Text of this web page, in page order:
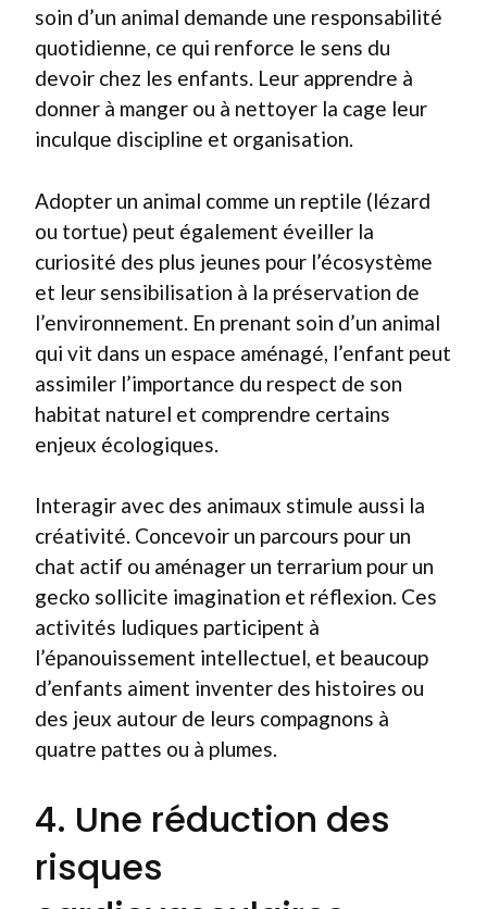
soin d’un animal demande une responsabilité
quotidienne, ce qui renforce le sens du
devoir chez les enfants. Leur apprendre à
donner à manger ou à nettoyer la cage leur
inculque discipline et organisation.
Adopter un animal comme un reptile (lézard
ou tortue) peut également éveiller la
curiosité des plus jeunes pour l’écosystème
et leur sensibilisation à la préservation de
l’environnement. En prenant soin d’un animal
qui vit dans un espace aménagé, l’enfant peut
assimiler l’importance du respect de son
habitat naturel et comprendre certains
enjeux écologiques.
Interagir avec des animaux stimule aussi la
créativité. Concevoir un parcours pour un
chat actif ou aménager un terrarium pour un
gecko sollicite imagination et réflexion. Ces
activités ludiques participent à
l’épanouissement intellectuel, et beaucoup
d’enfants aiment inventer des histoires ou
des jeux autour de leurs compagnons à
quatre pattes ou à plumes.
4. Une réduction des
risques